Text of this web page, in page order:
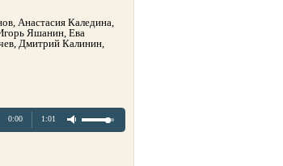
Анастасия Каледина,
Яшанин, Ева
Дмитрий Калинин,
0:00 1:01